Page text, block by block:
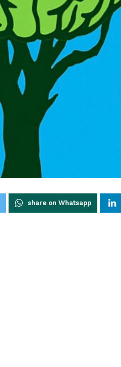
share on Whatsapp